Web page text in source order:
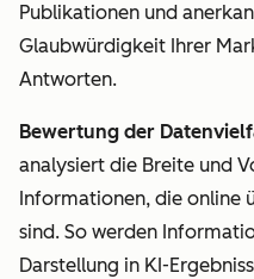
Publikationen und
Glaubwürdigkeit Ihrer
Antworten.
Bewertung der
analysiert die Breite und
Informationen, die online
sind. So werden
Darstellung in KI-